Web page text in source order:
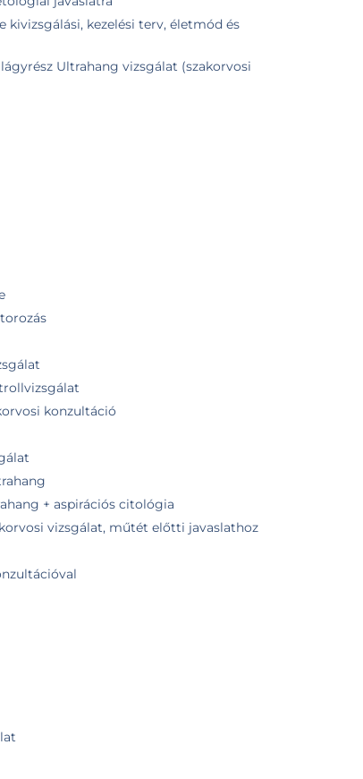
kivizsgálási, kezelési terv, életmód és
Ultrahang vizsgálat (szakorvosi
konzultáció
+ aspirációs citológia
vizsgálat, műtét előtti javaslathoz